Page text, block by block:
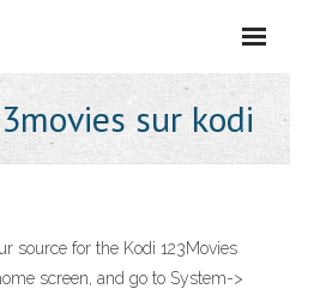
sur kodi
source for the Kodi 123Movies
screen, and go to System->